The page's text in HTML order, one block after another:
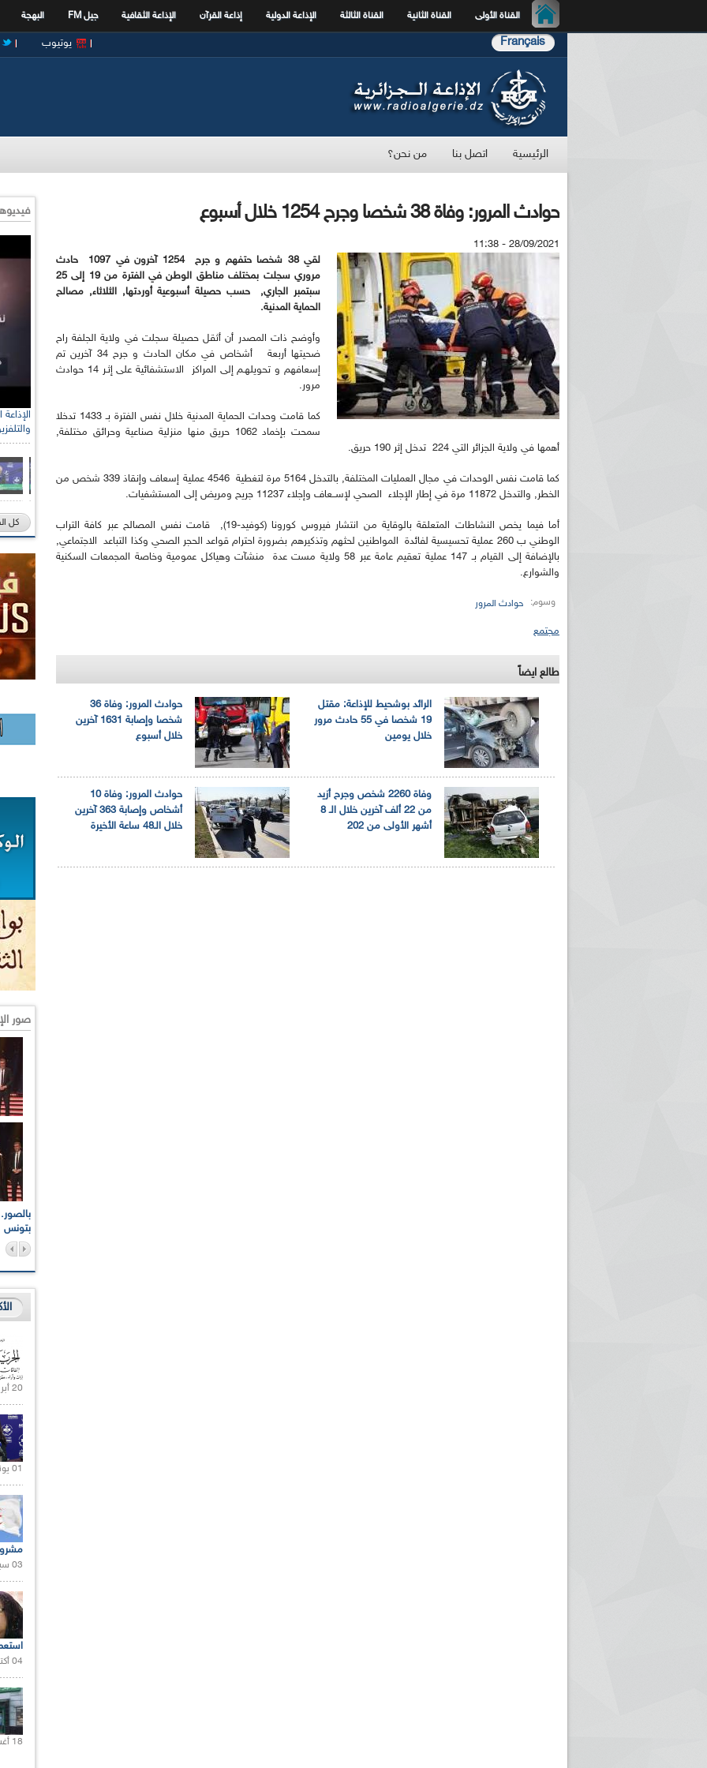
القناة الأولى القناة الثانية القناة الثالثة الإذاعة الدولية إذاعة القرآن الإذاعة الثقافية جيل FM البهجة
Français يوتيوب
الرئيسية اتصل بنا من نحن؟
حوادث المرور: وفاة 38 شخصا وجرح 1254 خلال أسبوع
28/09/2021 - 11:38
لقي 38 شخصا حتفهم و جرح 1254 آخرون في 1097 حادث
مروري سجلت بمختلف مناطق الوطن في الفترة من 19 إلى 25
سبتمبر الجاري, حسب حصيلة أسبوعية أوردتها, الثلاثاء, مصالح
الحماية المدنية.
وأوضح ذات المصدر أن أثقل حصيلة سجلت في ولاية الجلفة راح
ضحيتها أربعة أشخاص في مكان الحادث و جرح 34 آخرين تم
إسعافهم و تحويلهـم إلى المراكز الاستشفائية على إثـر 14 حوادث
مرور.
كما قامت وحدات الحماية المدنية خلال نفس الفترة بـ 1433 تدخلا
سمحت بإخماد 1062 حريق منها منزلية صناعية وحرائق مختلفة,
أهمها في ولاية الجزائر التي 224 تدخل إثر 190 حريق.
كما قامت نفس الوحدات في مجال العمليات المختلفة, بالتدخل 5164 مرة لتغطية 4546 عملية إسعاف وإنقاذ 339 شخص من
الخطر, والتدخل 11872 مرة في إطار الإجلاء الصحي لإســعاف وإجلاء 11237 جريح ومريض إلى المستشفيات.
أما فيما يخص النشاطات المتعلقة بالوقاية من انتشار فيروس كورونا (كوفيد-19), قامت نفس المصالح عبر كافة التراب
الوطني ب 260 عملية تحسيسية لفائدة المواطنين لحثهم وتذكيرهم بضرورة احترام قواعد الحجر الصحي وكذا التباعد الاجتماعي,
بالإضافة إلى القيام بـ 147 عملية تعقيم عامة عبر 58 ولاية مست عدة منشآت وهياكل عمومية وخاصة المجمعات السكنية
والشوارع.
وسوم: حوادث المرور
مجتمع
طالع ايضاً
حوادث المرور: وفاة 36
شخصا وإصابة 1631 آخرين
خلال أسبوع
الرائد بوشحيط للإذاعة: مقتل
19 شخصا في 55 حادث مرور
خلال يومين
حوادث المرور: وفاة 10
أشخاص وإصابة 363 آخرين
خلال الـ48 ساعة الأخيرة
وفاة 2260 شخص وجرح أزيد
من 22 ألف آخرين خلال الـ 8
أشهر الأولى من 202
كل
صور
بتونس
20 أبريل 2021 |
01 يونيو 2021 |
03 سبتمبر 2020 |
04 أكتوبر 2020 |
18 أغسطس 2020 |